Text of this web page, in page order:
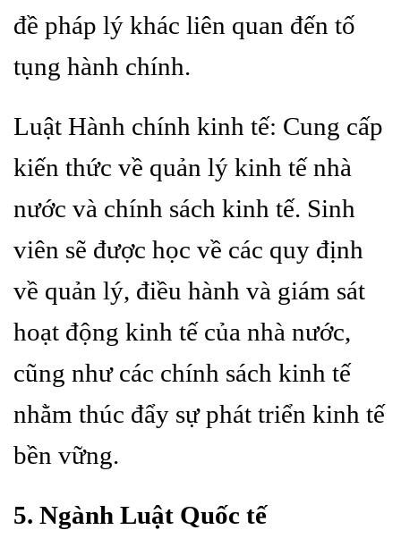
đề pháp lý khác liên quan đến tố
tụng hành chính.
Luật Hành chính kinh tế: Cung cấp
kiến thức về quản lý kinh tế nhà
nước và chính sách kinh tế. Sinh
viên sẽ được học về các quy định
về quản lý, điều hành và giám sát
hoạt động kinh tế của nhà nước,
cũng như các chính sách kinh tế
nhằm thúc đẩy sự phát triển kinh tế
bền vững.
5. Ngành Luật Quốc tế